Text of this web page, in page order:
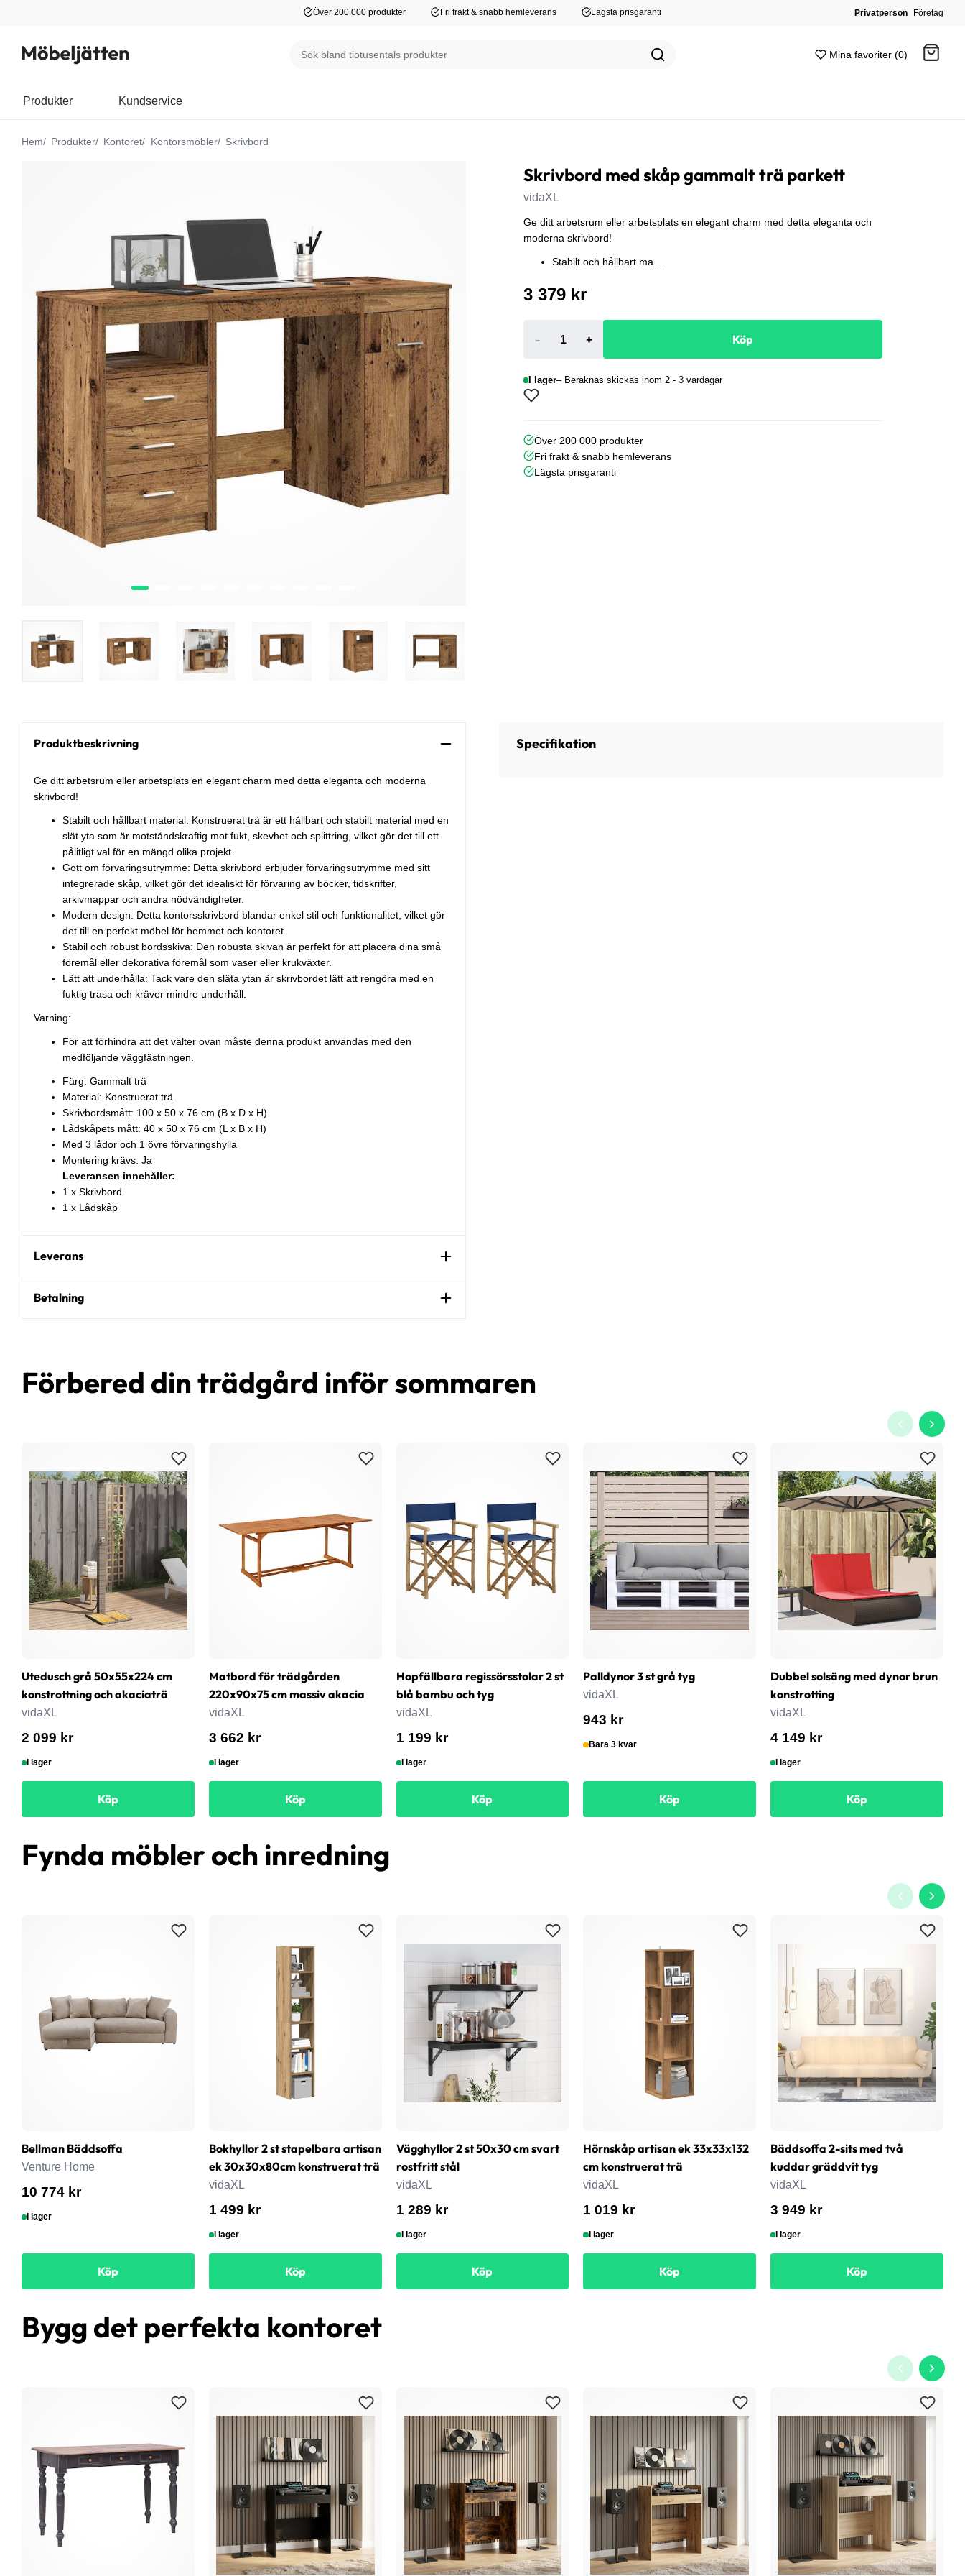
Över 200 000 produkter Fri frakt & snabb hemleverans Lägsta prisgaranti Privatperson Företag
Mina favoriter (0)
Produkter Kundservice
Hem Produkter Kontoret Kontorsmöbler Skrivbord
Skrivbord med skåp gammalt trä parkett
vidaXL
Ge ditt arbetsrum eller arbetsplats en elegant charm med detta eleganta och
moderna skrivbord!
Stabilt och hållbart ma...
3 379 kr
- + Köp
I lager Beräknas skickas inom 2 - 3 vardagar
Över 200 000 produkter
Fri frakt & snabb hemleverans
Lägsta prisgaranti
Produktbeskrivning
Ge ditt arbetsrum eller arbetsplats en elegant charm med detta eleganta och moderna
skrivbord!
Stabilt och hållbart material: Konstruerat trä är ett hållbart och stabilt material med en
slät yta som är motståndskraftig mot fukt, skevhet och splittring, vilket gör det till ett
pålitligt val för en mängd olika projekt.
Gott om förvaringsutrymme: Detta skrivbord erbjuder förvaringsutrymme med sitt
integrerade skåp, vilket gör det idealiskt för förvaring av böcker, tidskrifter,
arkivmappar och andra nödvändigheter.
Modern design: Detta kontorsskrivbord blandar enkel stil och funktionalitet, vilket gör
det till en perfekt möbel för hemmet och kontoret.
Stabil och robust bordsskiva: Den robusta skivan är perfekt för att placera dina små
föremål eller dekorativa föremål som vaser eller krukväxter.
Lätt att underhålla: Tack vare den släta ytan är skrivbordet lätt att rengöra med en
fuktig trasa och kräver mindre underhåll.
Varning:
För att förhindra att det välter ovan måste denna produkt användas med den
medföljande väggfästningen.
Färg: Gammalt trä
Material: Konstruerat trä
Skrivbordsmått: 100 x 50 x 76 cm (B x D x H)
Lådskåpets mått: 40 x 50 x 76 cm (L x B x H)
Med 3 lådor och 1 övre förvaringshylla
Montering krävs: Ja
Leveransen innehåller:
1 x Skrivbord
1 x Lådskåp
Leverans
Betalning
Specifikation
Förbered din trädgård inför sommaren
Utedusch grå 50x55x224 cm
konstrottning och akaciaträ
vidaXL
2 099 kr
I lager
Köp
Matbord för trädgården
220x90x75 cm massiv akacia
vidaXL
3 662 kr
I lager
Köp
Hopfällbara regissörsstolar 2 st
blå bambu och tyg
vidaXL
1 199 kr
I lager
Köp
Palldynor 3 st grå tyg
vidaXL
943 kr
Bara 3 kvar
Köp
Dubbel solsäng med dynor brun
konstrotting
vidaXL
4 149 kr
I lager
Köp
Fynda möbler och inredning
Bellman Bäddsoffa
Venture Home
10 774 kr
I lager
Köp
Bokhyllor 2 st stapelbara artisan
ek 30x30x80cm konstruerat trä
vidaXL
1 499 kr
I lager
Köp
Vägghyllor 2 st 50x30 cm svart
rostfritt stål
vidaXL
1 289 kr
I lager
Köp
Hörnskåp artisan ek 33x33x132
cm konstruerat trä
vidaXL
1 019 kr
I lager
Köp
Bäddsoffa 2-sits med två
kuddar gräddvit tyg
vidaXL
3 949 kr
I lager
Köp
Bygg det perfekta kontoret